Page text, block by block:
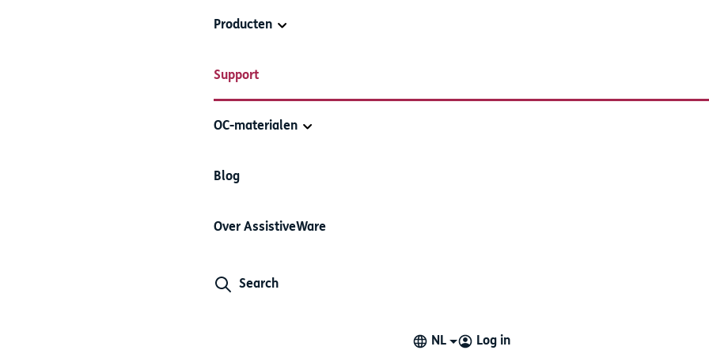
Producten
Support
OC-materialen
Blog
Over AssistiveWare
Search
NL Log in
wijzigen
weergave van de berichtenbalk op verschillende manieren aanpassen aan je behoeften.